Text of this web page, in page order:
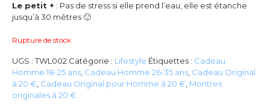
Le petit + : Pas de stress si elle prend l’eau, elle est étanche
jusqu’à 30 mètres 🙂
Rupture de stock
UGS :TWL002 Catégorie : Lifestyle Étiquettes : Cadeau
Homme 18-25 ans, Cadeau Homme 26-35 ans, Cadeau Original
à 20 €, Cadeau Original pour Homme à 20 €, Montres
originales à 20 €